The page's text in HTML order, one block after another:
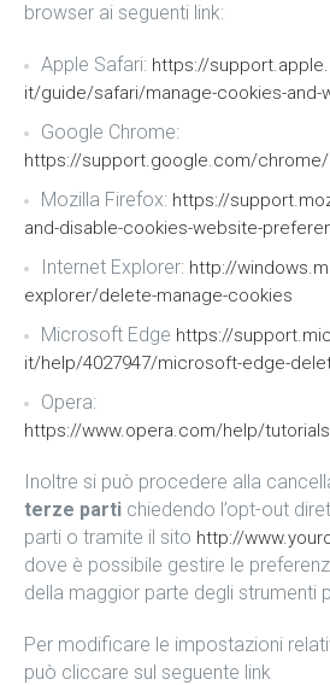
browser ai seguenti link:
Apple Safari: https://
it/guide/safari/manage-cookies-and-
Google Chrome:
https://support.google.com/chrome/
Mozilla Firefox: https://
and-disable-cookies-website-
Internet Explorer: http://
explorer/delete-manage-cookies
Microsoft Edge https://
it/help/4027947/microsoft-edge-
Opera:
https://www.opera.com/help/
Inoltre si può procedere alla
terze partichiedendo l’opt-out
parti o tramite il sito http://
dove è possibile gestire le
della maggior parte degli strumenti
Per modificare le impostazioni
può cliccare sul seguente link